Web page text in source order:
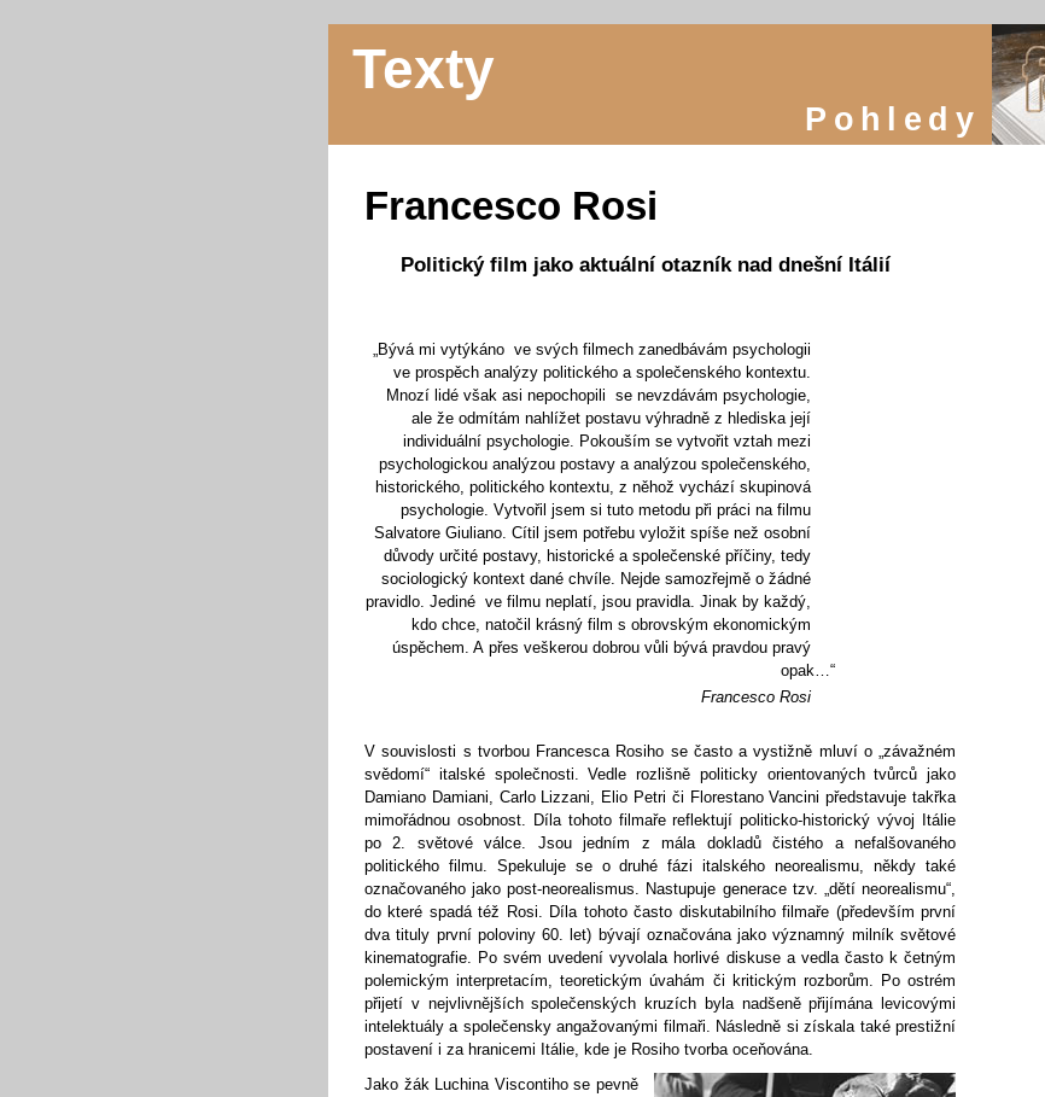
Texty
Pohledy
Francesco Rosi
Politický film jako aktuální otazník nad dnešní Itálií
„Bývá mi vytýkáno ve svých filmech zanedbávám psychologii
ve prospěch analýzy politického a společenského kontextu.
Mnozí lidé však asi nepochopili se nevzdávám psychologie,
ale že odmítám nahlížet postavu výhradně z hlediska její
individuální psychologie. Pokouším se vytvořit vztah mezi
psychologickou analýzou postavy a analýzou společenského,
historického, politického kontextu, z něhož vychází skupinová
psychologie. Vytvořil jsem si tuto metodu při práci na filmu
Salvatore Giuliano. Cítil jsem potřebu vyložit spíše než osobní
důvody určité postavy, historické a společenské příčiny, tedy
sociologický kontext dané chvíle. Nejde samozřejmě o žádné
pravidlo. Jediné ve filmu neplatí, jsou pravidla. Jinak by každý,
kdo chce, natočil krásný film s obrovským ekonomickým
úspěchem. A přes veškerou dobrou vůli bývá pravdou pravý
opak…“
Francesco Rosi
V souvislosti s tvorbou Francesca Rosiho se často a vystižně mluví o „závažném
svědomí“ italské společnosti. Vedle rozlišně politicky orientovaných tvůrců jako
Damiano Damiani, Carlo Lizzani, Elio Petri či Florestano Vancini představuje takřka
mimořádnou osobnost. Díla tohoto filmaře reflektují politicko-historický vývoj Itálie
po 2. světové válce. Jsou jedním z mála dokladů čistého a nefalšovaného
politického filmu. Spekuluje se o druhé fázi italského neorealismu, někdy také
označovaného jako post-neorealismus. Nastupuje generace tzv. „dětí neorealismu“,
do které spadá též Rosi. Díla tohoto často diskutabilního filmaře (především první
dva tituly první poloviny 60. let) bývají označována jako významný milník světové
kinematografie. Po svém uvedení vyvolala horlivé diskuse a vedla často k četným
polemickým interpretacím, teoretickým úvahám či kritickým rozborům. Po ostrém
přijetí v nejvlivnějších společenských kruzích byla nadšeně přijímána levicovými
intelektuály a společensky angažovanými filmaři. Následně si získala také prestižní
postavení i za hranicemi Itálie, kde je Rosiho tvorba oceňována.
Jako žák Luchina Viscontiho se pevně